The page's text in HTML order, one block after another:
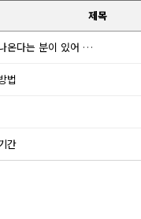
제목
적응행동검사 검사결과지가 안 나온다는 분이 있어 공지 드립니다.
법
간